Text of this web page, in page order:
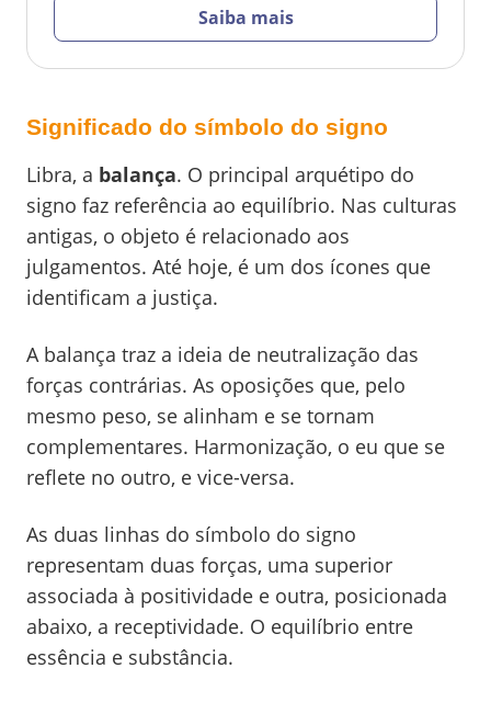
Saiba mais
Significado do símbolo do signo
Libra, a balança. O principal arquétipo do
signo faz referência ao equilíbrio. Nas culturas
antigas, o objeto é relacionado aos
julgamentos. Até hoje, é um dos ícones que
identificam a justiça.
A balança traz a ideia de neutralização das
forças contrárias. As oposições que, pelo
mesmo peso, se alinham e se tornam
complementares. Harmonização, o eu que se
reflete no outro, e vice-versa.
As duas linhas do símbolo do signo
representam duas forças, uma superior
associada à positividade e outra, posicionada
abaixo, a receptividade. O equilíbrio entre
essência e substância.